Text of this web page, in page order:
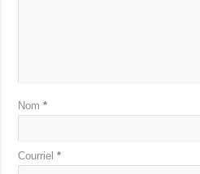
Nom*
Courriel*